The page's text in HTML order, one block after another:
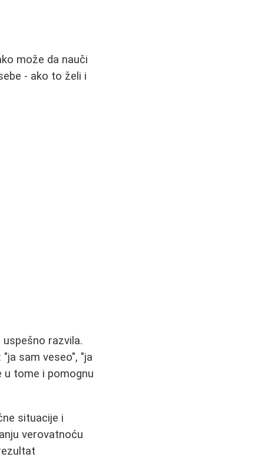
može da nauči
- ako to želi i
razvila.
sam veseo", "ja
u tome i pomognu
situacije i
verovatnoću